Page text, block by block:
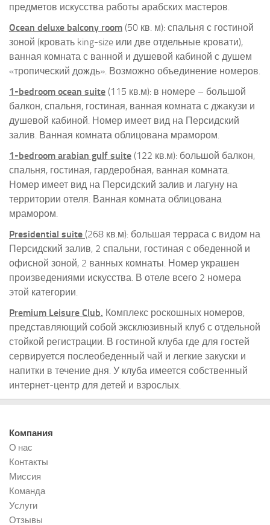
предметов искусства работы арабских мастеров.
Ocean deluxe balcony room (50 кв. м): спальня с гостиной
зоной (кровать king-size или две отдельные кровати),
ванная комната с ванной и душевой кабиной с душем
«тропический дождь». Возможно объединение номеров.
1-bedroom ocean suite (115 кв.м): в номере – большой
балкон, спальня, гостиная, ванная комната с джакузи и
душевой кабиной. Номер имеет вид на Персидский
залив. Ванная комната облицована мрамором.
1-bedroom arabian gulf suite (122 кв.м): большой балкон,
спальня, гостиная, гардеробная, ванная комната.
Номер имеет вид на Персидский залив и лагуну на
территории отеля. Ванная комната облицована
мрамором.
Presidential suite (268 кв.м): большая терраса с видом на
Персидский залив, 2 спальни, гостиная с обеденной и
офисной зоной, 2 ванных комнаты. Номер украшен
произведениями искусства. В отеле всего 2 номера
этой категории.
Premium Leisure Club. Комплекс роскошных номеров,
представляющий собой эксклюзивный клуб с отдельной
стойкой регистрации. В гостиной клуба где для гостей
сервируется послеобеденный чай и легкие закуски и
напитки в течение дня. У клуба имеется собственный
интернет-центр для детей и взрослых.
Компания
О нас
Контакты
Миссия
Команда
Услуги
Отзывы